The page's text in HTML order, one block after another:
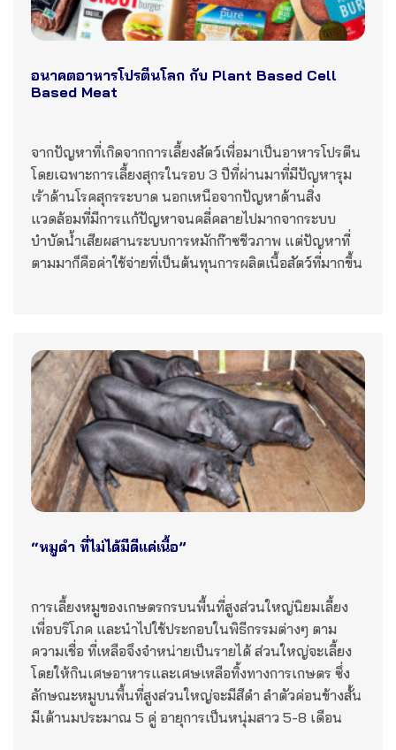
อนาคตอาหารโปรตีนโลก กับ Plant Based Cell
Based Meat
จากปัญหาที่เกิดจากการเลี้ยงสัตว์เพื่อมาเป็นอาหารโปรตีน
โดยเฉพาะการเลี้ยงสุกรในรอบ 3 ปีที่ผ่านมาที่มีปัญหารุม
เร้าด้านโรคสุกรระบาด นอกเหนือจากปัญหาด้านสิ่ง
แวดล้อมที่มีการแก้ปัญหาจนคลี่คลายไปมากจากระบบ
บำบัดน้ำเสียผสานระบบการหมักก๊าซชีวภาพ แต่ปัญหาที่
ตามมาก็คือค่าใช้จ่ายที่เป็นต้นทุนการผลิตเนื้อสัตว์ที่มากขึ้น
“หมูดำ ที่ไม่ได้มีดีแค่เนื้อ”
การเลี้ยงหมูของเกษตรกรบนพื้นที่สูงส่วนใหญ่นิยมเลี้ยง
เพื่อบริโภค และนำไปใช้ประกอบในพิธีกรรมต่างๆ ตาม
ความเชื่อ ที่เหลือจึงจำหน่ายเป็นรายได้ ส่วนใหญ่จะเลี้ยง
โดยให้กินเศษอาหารและเศษเหลือทิ้งทางการเกษตร ซึ่ง
ลักษณะหมูบนพื้นที่สูงส่วนใหญ่จะมีสีดำ ลำตัวค่อนข้างสั้น
มีเต้านมประมาณ 5 คู่ อายุการเป็นหนุ่มสาว 5-8 เดือน